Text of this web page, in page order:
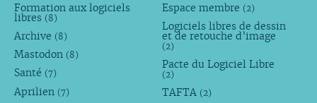
Formation aux logiciels
libres (8)
Archive (8)
Mastodon (8)
Santé (7)
Aprilien (7)
Espace membre (2)
Logiciels libres de dessin
et de retouche d’image
(2)
Pacte du Logiciel Libre
(2)
TAFTA (2)